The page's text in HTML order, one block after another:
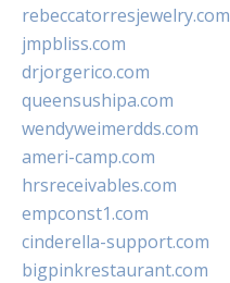
rebeccatorresjewelry.com
jmpbliss.com
drjorgerico.com
queensushipa.com
wendyweimerdds.com
ameri-camp.com
hrsreceivables.com
empconst1.com
cinderella-support.com
bigpinkrestaurant.com